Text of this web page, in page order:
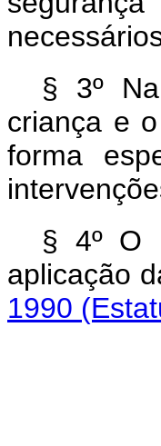
§ 3º
criança e
forma
§ 4º O
aplicação
1990